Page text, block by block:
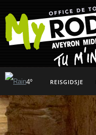
4° REISGIDSJE